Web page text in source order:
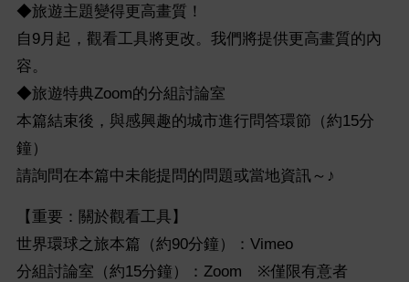
◆旅遊主題變得更高畫質！
自9月起，觀看工具將更改。我們將提供更高畫質的內
容。
◆旅遊特典Zoom的分組討論室
本篇結束後，與感興趣的城市進行問答環節（約15分
鐘）
請詢問在本篇中未能提問的問題或當地資訊～♪
【重要：關於觀看工具】
世界環球之旅本篇（約90分鐘）：Vimeo
分組討論室（約15分鐘）：Zoom ※僅限有意者